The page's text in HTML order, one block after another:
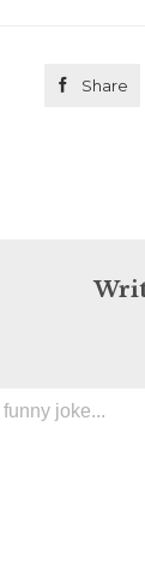
 Share